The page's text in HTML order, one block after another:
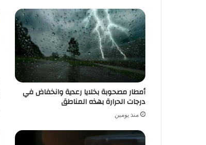
أمطار مصحوبة بخلايا رعدية وانخفاض في
درجات الحرارة بهذه المناطق
منذ يومين